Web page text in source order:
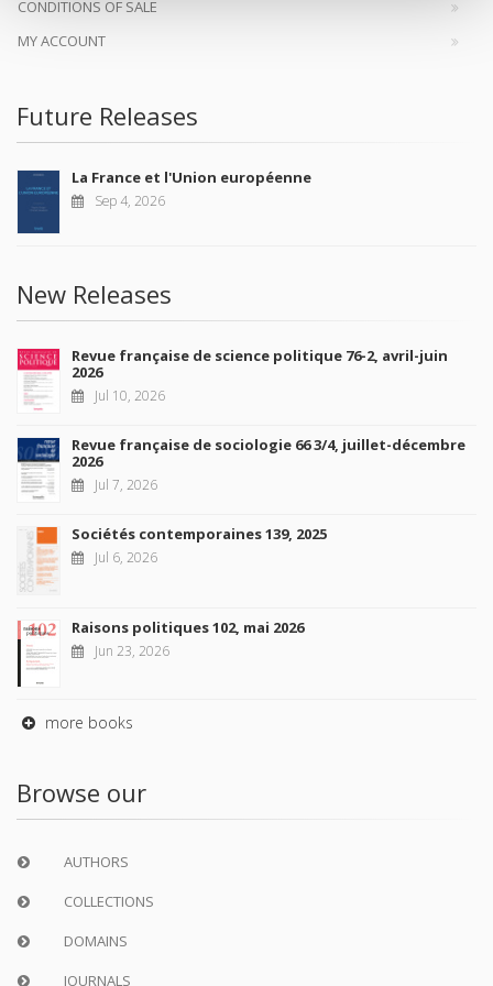
CONDITIONS OF SALE
MY ACCOUNT
Future Releases
La France et l'Union européenne
Sep 4, 2026
New Releases
Revue française de science politique 76-2, avril-juin
2026
Jul 10, 2026
Revue française de sociologie 66 3/4, juillet-décembre
2026
Jul 7, 2026
Sociétés contemporaines 139, 2025
Jul 6, 2026
Raisons politiques 102, mai 2026
Jun 23, 2026
more books
Browse our
AUTHORS
COLLECTIONS
DOMAINS
JOURNALS